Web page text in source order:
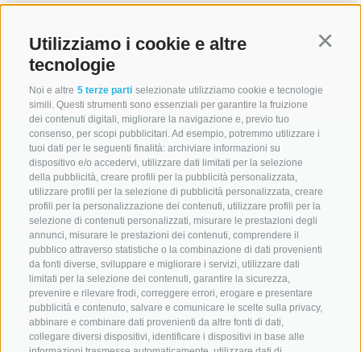
Utilizziamo i cookie e altre
tecnologie
Noi e altre 5 terze parti selezionate utilizziamo cookie e tecnologie
simili. Questi strumenti sono essenziali per garantire la fruizione
dei contenuti digitali, migliorare la navigazione e, previo tuo
consenso, per scopi pubblicitari. Ad esempio, potremmo utilizzare i
tuoi dati per le seguenti finalità: archiviare informazioni su
dispositivo e/o accedervi, utilizzare dati limitati per la selezione
della pubblicità, creare profili per la pubblicità personalizzata,
utilizzare profili per la selezione di pubblicità personalizzata, creare
profili per la personalizzazione dei contenuti, utilizzare profili per la
selezione di contenuti personalizzati, misurare le prestazioni degli
annunci, misurare le prestazioni dei contenuti, comprendere il
pubblico attraverso statistiche o la combinazione di dati provenienti
da fonti diverse, sviluppare e migliorare i servizi, utilizzare dati
limitati per la selezione dei contenuti, garantire la sicurezza,
prevenire e rilevare frodi, correggere errori, erogare e presentare
pubblicità e contenuto, salvare e comunicare le scelte sulla privacy,
abbinare e combinare dati provenienti da altre fonti di dati,
collegare diversi dispositivi, identificare i dispositivi in base alle
ó descorí adöm con mituns le tru dla Bibia, mo
ince por gragn co ó emparé da conesce (endô
danö) la Sacra Scritöra.
A. WEGER
Libreria universitaria Bressanone
Via Torra Bianca 5
I-39042 Bressanone (BZ)
UID
Tel.:+39 0472 836164